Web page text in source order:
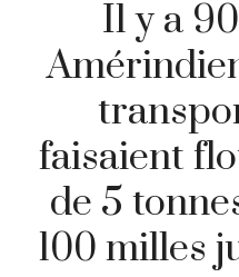
Il y a
faisaient
de 5
100 milles